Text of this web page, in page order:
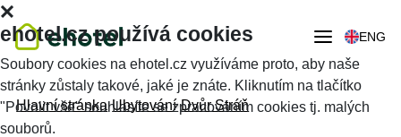
ENG
Hlavní stránka Ubytování Dvůr Stráň
ehotel.cz používá cookies
Soubory cookies na ehotel.cz využíváme proto, aby naše
stránky zůstaly takové, jaké je znáte. Kliknutím na tlačítko
"Povolit vše" souhlasíte se zpracováním cookies tj. malých
souborů.